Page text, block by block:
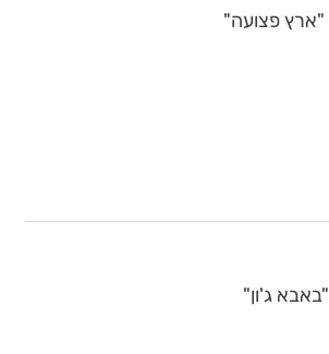
"ארץ פצועה"
"באבא ג'ון"